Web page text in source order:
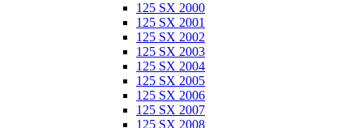
125 SX 2000
125 SX 2001
125 SX 2002
125 SX 2003
125 SX 2004
125 SX 2005
125 SX 2006
125 SX 2007
125 SX 2008